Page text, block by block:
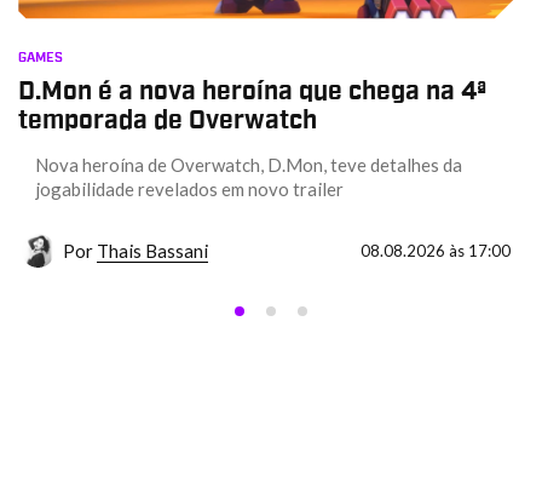
GAMES
D.Mon é a nova heroína que chega na 4ª
temporada de Overwatch
Nova heroína de Overwatch, D.Mon, teve detalhes da
jogabilidade revelados em novo trailer
Por Thais Bassani 08.08.2026 às 17:00